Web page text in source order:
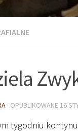
· OPUBLIKOWANE 16
tygodniu